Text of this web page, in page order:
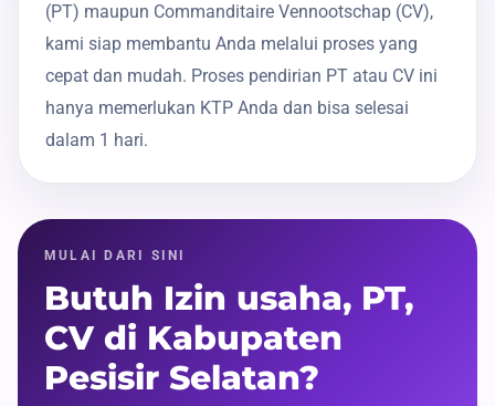
(PT) maupun Commanditaire Vennootschap (CV),
kami siap membantu Anda melalui proses yang
cepat dan mudah. Proses pendirian PT atau CV ini
hanya memerlukan KTP Anda dan bisa selesai
dalam 1 hari.
MULAI DARI SINI
Butuh Izin usaha, PT,
CV di Kabupaten
Pesisir Selatan?